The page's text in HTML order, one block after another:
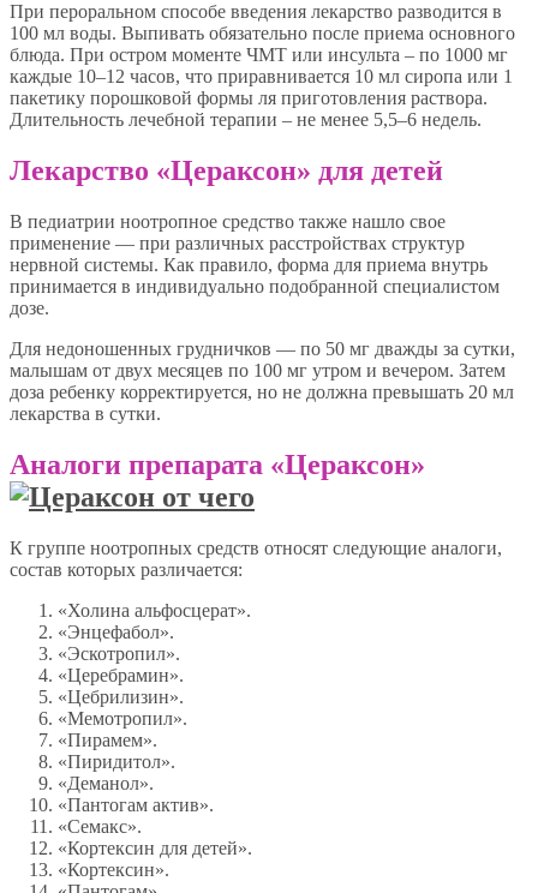
При пероральном способе введения лекарство разводится в
100 мл воды. Выпивать обязательно после приема основного
блюда. При остром моменте ЧМТ или инсульта – по 1000 мг
каждые 10–12 часов, что приравнивается 10 мл сиропа или 1
пакетику порошковой формы ля приготовления раствора.
Длительность лечебной терапии – не менее 5,5–6 недель.
Лекарство «Цераксон» для детей
В педиатрии ноотропное средство также нашло свое
применение — при различных расстройствах структур
нервной системы. Как правило, форма для приема внутрь
принимается в индивидуально подобранной специалистом
дозе.
Для недоношенных грудничков — по 50 мг дважды за сутки,
малышам от двух месяцев по 100 мг утром и вечером. Затем
доза ребенку корректируется, но не должна превышать 20 мл
лекарства в сутки.
Аналоги препарата «Цераксон»
К группе ноотропных средств относят следующие аналоги,
состав которых различается:
«Холина альфосцерат».
«Энцефабол».
«Эскотропил».
«Церебрамин».
«Цебрилизин».
«Мемотропил».
«Пирамем».
«Пиридитол».
«Деманол».
«Пантогам актив».
«Семакс».
«Кортексин для детей».
«Кортексин».